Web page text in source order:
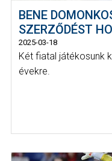
BENE
SZERZŐDÉST
2025-03-18
Két fiatal játékosunk
évekre.